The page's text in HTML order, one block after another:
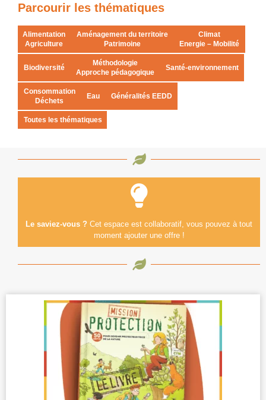
Parcourir les thématiques
Alimentation
Agriculture
Aménagement du territoire
Patrimoine
Climat
Energie – Mobilité
Biodiversité
Méthodologie
Approche pédagogique
Santé-environnement
Consommation
Déchets
Eau Généralités EEDD
Toutes les thématiques
Le saviez-vous ? Cet espace est collaboratif, vous pouvez à tout
moment ajouter une offre !